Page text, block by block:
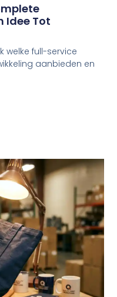
Idee Tot
welke full-service
aanbieden en